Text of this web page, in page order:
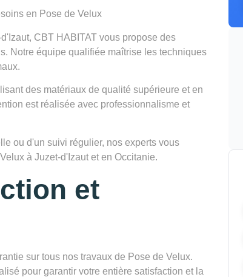
en Pose de Velux
CBT HABITAT vous propose des
Notre équipe qualifiée maîtrise les techniques
des matériaux de qualité supérieure et en
est réalisée avec professionnalisme et
ou d'un suivi régulier, nos experts vous
à Juzet-d'Izaut et en Occitanie.
et
sur tous nos travaux de Pose de Velux.
pour garantir votre entière satisfaction et la